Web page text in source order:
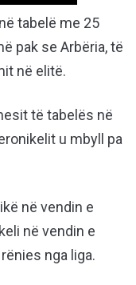
tabelë me 25
pak se Arbëria, të
në elitë.
të tabelës në
u mbyll pa
në vendin e
në vendin e
nga liga.